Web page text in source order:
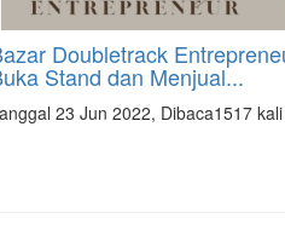
Tanggal 23 Jun 2022, Dibaca1517 kali